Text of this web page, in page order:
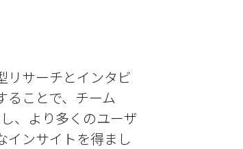
リサーチとインタビ
ることで、チーム
、より多くのユーザ
インサイトを得まし